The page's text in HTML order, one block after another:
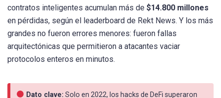
contratos inteligentes acumulan más de $14.800 millones
en pérdidas, según el leaderboard de Rekt News. Y los más
grandes no fueron errores menores: fueron fallas
arquitectónicas que permitieron a atacantes vaciar
protocolos enteros en minutos.
Dato clave: Solo en 2022, los hacks de DeFi superaron